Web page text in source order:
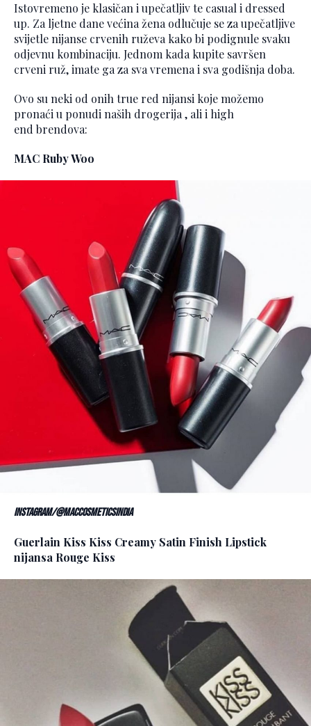
Istovremeno je klasičan i upečatljiv te casual i dressed
up. Za ljetne dane većina žena odlučuje se za upečatljive
svijetle nijanse crvenih ruževa kako bi podignule svaku
odjevnu kombinaciju. Jednom kada kupite savršen
crveni ruž, imate ga za sva vremena i sva godišnja doba.
Ovo su neki od onih true red nijansi koje možemo
pronaći u ponudi naših drogerija , ali i high
end brendova:
MAC Ruby Woo
Instagram/@maccosmeticsindia
Guerlain Kiss Kiss Creamy Satin Finish Lipstick
nijansa Rouge Kiss